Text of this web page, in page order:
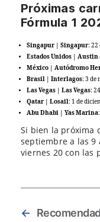
Próximas
Fórmula 1
Singapur | Singapur: 22
Estados Unidos |
México | Autódromo
Brasil | Interlagos: 3 de
Las Vegas | Las Vegas:
Qatar | Losail: 1 de
Abu Dhabi | Yas Marina
Si bien la próxima
septiembre a las 9
viernes 20 con las
←